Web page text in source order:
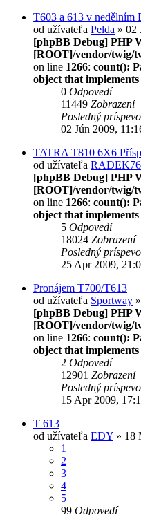
T603 a 613 v nedělním
od užívateľa Pelda » 02
[phpBB Debug] PHP
[ROOT]/vendor/twig/
on line 1266: count():
object that
0 Odpovedí
11449 Zobrazení
Posledný
02 Jún 2009,
TATRA T810 6X6
od užívateľa RADEK76
[phpBB Debug] PHP
[ROOT]/vendor/twig/
on line 1266: count():
object that
5 Odpovedí
18024 Zobrazení
Posledný
25 Apr 2009,
Pronájem T700/T613
od užívateľa Sportway
[phpBB Debug] PHP
[ROOT]/vendor/twig/
on line 1266: count():
object that
2 Odpovedí
12901 Zobrazení
Posledný
15 Apr 2009,
T 613
od užívateľa EDY » 18
1
2
3
4
5
99 Odpovedí